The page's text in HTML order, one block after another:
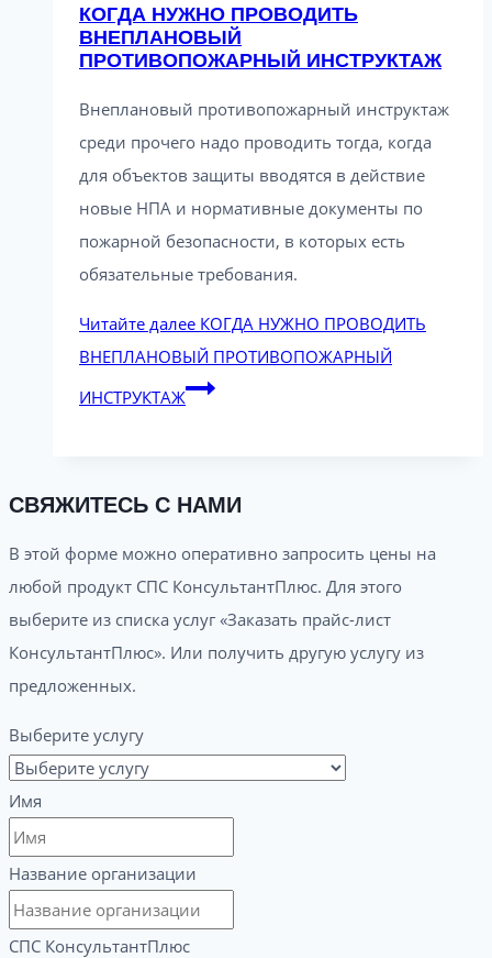
КОГДА НУЖНО ПРОВОДИТЬ
ВНЕПЛАНОВЫЙ
ПРОТИВОПОЖАРНЫЙ ИНСТРУКТАЖ
Внеплановый противопожарный инструктаж
среди прочего надо проводить тогда, когда
для объектов защиты вводятся в действие
новые НПА и нормативные документы по
пожарной безопасности, в которых есть
обязательные требования.
Читайте далее КОГДА НУЖНО ПРОВОДИТЬ
ВНЕПЛАНОВЫЙ ПРОТИВОПОЖАРНЫЙ
ИНСТРУКТАЖ
СВЯЖИТЕСЬ С НАМИ
В этой форме можно оперативно запросить цены на
любой продукт СПС КонсультантПлюс. Для этого
выберите из списка услуг «Заказать прайс-лист
КонсультантПлюс». Или получить другую услугу из
предложенных.
Выберите услугу
Имя
Название организации
СПС КонсультантПлюс